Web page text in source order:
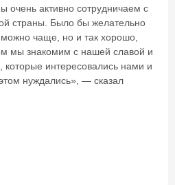
очень активно сотрудничаем с
страны. Было бы желательно
можно чаще, но и так хорошо,
мы знакомим с нашей славой и
которые интересовались нами и
нуждались», — сказал